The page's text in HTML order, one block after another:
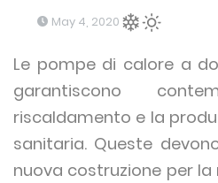
May 4, 2020
Le pompe di calore a
garantiscono
riscaldamento e la
sanitaria. Queste
nuova costruzione per